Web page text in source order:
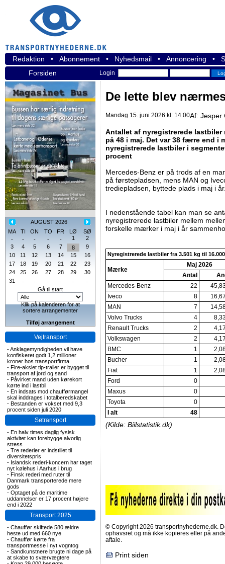
Redaktion • Abonnement • Nyhedsmail • Annoncering •
Forsiden
Login
AUGUST 2026
MA
TI ON TO FR LØ
SØ
-
- - - - 1
2
3
4 5 6 7 8
9
10
11 12 13 14 15
16
17
18 19 20 21 22
23
24
25 26 27 28 29
30
31
- - - - -
-
Gå til start
Klik på kalenderen for at
sortere arrangementer
Tilføj arrangement
Vejtransport
-Anklagemyndigheden vil have
konfiskeret godt 1,2 millioner
kroner hos transportfirma
- Fire-akslet tip-trailer er bygget til
transport af jord og sand
- Påvirket mand uden kørekort
kørte ind i lastbil
- En indsats mod chaufførmangel
skal inddrages i totalberedskabet
- Bestanden er vokset med 9,3
procent siden juli 2020
Søtransport
- En halv times daglig fysisk
aktivitet kan forebygge alvorlig
stress
- Tre rederier er indstillet til
diversitetspris
- Islandsk rederi-koncern har taget
nyt kølehus i Aarhus i brug
- Finsk rederi med ruter til
Danmark transporterede mere
gods
- Optaget på de maritime
uddannelser er 17 procent højere
end i 2022
Transport 2025
- Chauffør skiftede 580 ældre
heste ud med 660 nye
- Chauffør kørte fra
transportmesse i nyt vogntog
- Sandkunstnere brugte ni dage på
at skabe to sværvægtere
De lette blev
Mandag 15. juni 2026 kl: 14:00Af: Jesper
Antallet af nyregistrerede lastbiler
på 48 i maj. Det var 38 færre end i
nyregistrerede lastbiler i
procent
Mercedes-Benz er på trods af en
på førstepladsen, mens MAN og
trediepladsen, byttede plads i maj i
I nedenstående tabel kan man se
nyregistrerede lastbiler mellem
forskelle mærker i maj i år
Nyregistrerede lastbiler fra 3.501 kg til
Mærke
Maj 2026
Antal
Mercedes-Benz
22
Iveco
8
MAN
7
Volvo Trucks
4
Renault Trucks
2
Volkswagen
2
BMC
1
Bucher
1
Fiat
1
Ford
0
Maxus
0
Toyota
0
I alt
48
(Kilde: Biilstatistik.dk)
© Copyright 2026 transportnyhederne.dk.
ophavsret og må ikke kopieres eller på
aftale.
Print siden